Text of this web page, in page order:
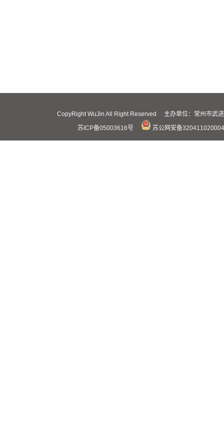
CopyRight WuJin All Right Reserved 主办单位：常州市
苏ICP备05003616号
苏公网安备